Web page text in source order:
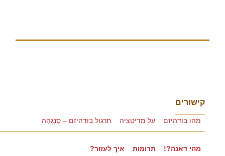
קישורים
מהו בודהיזם על מדיטציה תרגול בודהיזם – סַנְגְהַה
מהי דאנה?! תרומות איך לעזור?